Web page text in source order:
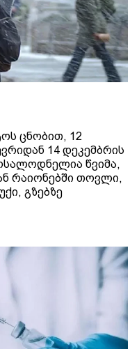
ცნობით, 12
14 დეკემბრის
წვიმა,
რაიონებში თოვლი,
გზებზე